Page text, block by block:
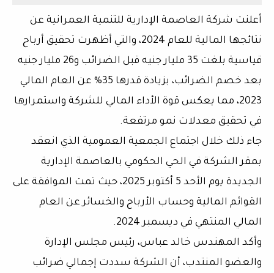
أعلنت شركة العاصمة الإدارية للتنمية العمرانية عن
نتائجها المالية للعام 2024، والتي أظهرت تحقيق أرباح
قياسية بلغت 35 مليار جنيه قبل الضرائب و
26 مليار جنيه
بعد خصم الضرائب، بزيادة قدرها 35%
عن العام المالي
2023، مما يعكس قوة الأداء المالي للشركة واستمرارها
في تحقيق معدلات نمو مرتفعة.
جاء ذلك خلال اجتماع الجمعية العمومية الذي انعقد
بمقر الشركة في الحي الحكومي بالعاصمة الإدارية
الجديدة
يوم الأحد 5 أكتوبر 2025، حيث تمت الموافقة على
القوائم المالية وحساب الأرباح والخسائر عن العام
المالي المنتهي في ديسمبر 2024.
وأكد المهندس خالد عباس، رئيس مجلس الإدارة
والعضو المنتدب، أن الشركة سددت إجمالي ضرائب